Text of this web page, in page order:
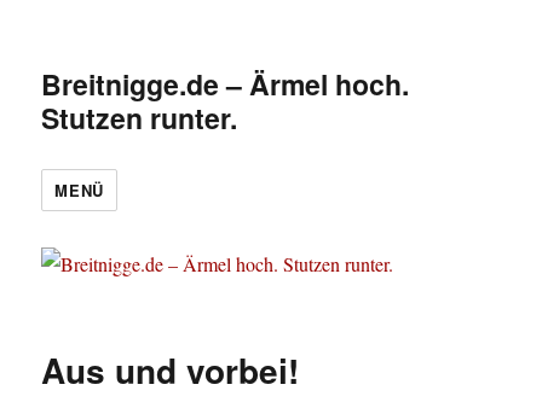
Breitnigge.de – Ärmel hoch.
Stutzen runter.
MENÜ
Aus und vorbei!